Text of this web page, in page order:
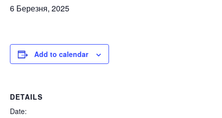
6 Березня, 2025
Add to calendar
DETAILS
Date: